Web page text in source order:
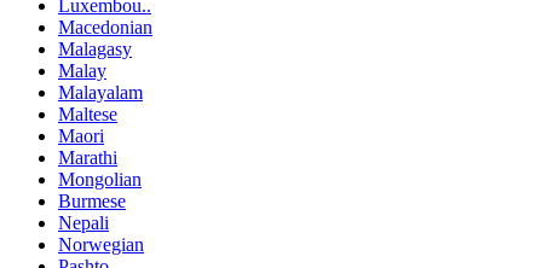
Luxembou..
Macedonian
Malagasy
Malay
Malayalam
Maltese
Maori
Marathi
Mongolian
Burmese
Nepali
Norwegian